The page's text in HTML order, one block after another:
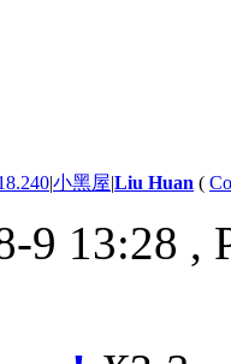
|小黑屋|Liu Huan (
9 13:28 ,